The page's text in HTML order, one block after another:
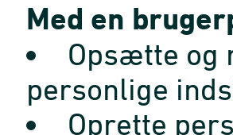
Med en
Opsætte og
personlige
Oprette